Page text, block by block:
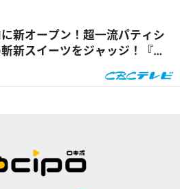
新オープン！超一流パティシ
新スイーツをジャッジ！『花